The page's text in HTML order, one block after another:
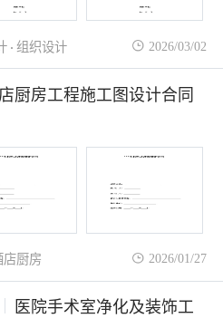
组织设计 2026/03/02
厨房工程施工图设计合同
店厨房 2026/01/27
医院手术室净化及装饰工